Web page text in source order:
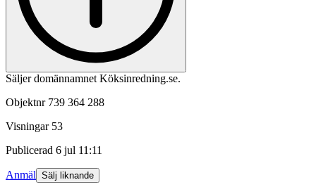
Säljer domännamnet Köksinredning.se.
Objektnr 739 364 288
Visningar 53
Publicerad 6 jul 11:11
Anmäl Sälj liknande